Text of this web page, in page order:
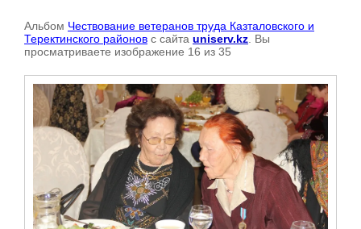
Альбом Чествование ветеранов труда Казталовского и
Теректинского районов с сайта uniserv.kz . Вы
просматриваете изображение 16 из 35